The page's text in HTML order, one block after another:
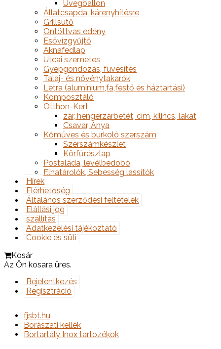
Üvegballon
Állatcsapda, kárenyhítésre
Grillsütő
Öntöttvas edény
Esővízgyűjtő
Aknafedlap
Utcai szemetes
Gyepgondozás, füvesítés
Talaj- és növénytakarók
Létra (alumínium,fa,festő és háztartási)
Komposztáló
Otthon-Kert
zár, hengerzárbetét, cím, kilincs, lakat
Csavar, Anya
Kőműves és burkoló szerszám
Szerszámkészlet
Körfűrészlap
Postaláda, levélbedobó
Elhatárolók, Sebesség lassítók
Hírek
Elérhetőség
Általános szerződési feltételek
Elállási jog
szállítás
Adatkezelési tájékoztató
Cookie és süti
Kosár
Az Ön kosara üres.
Bejelentkezés
Regisztráció
fjsbt.hu
Borászati kellék
Bortartály Inox tartozékok